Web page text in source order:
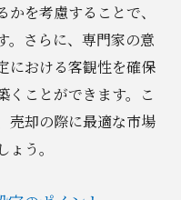
を考慮することで、
。さらに、専門家の意
における客観性を確保
くことができます。こ
売却の際に最適な市場
う。